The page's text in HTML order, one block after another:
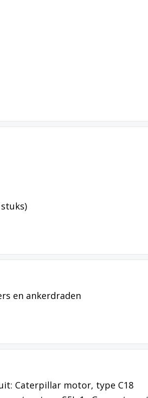
en ankerdraden
Caterpillar motor, type C18